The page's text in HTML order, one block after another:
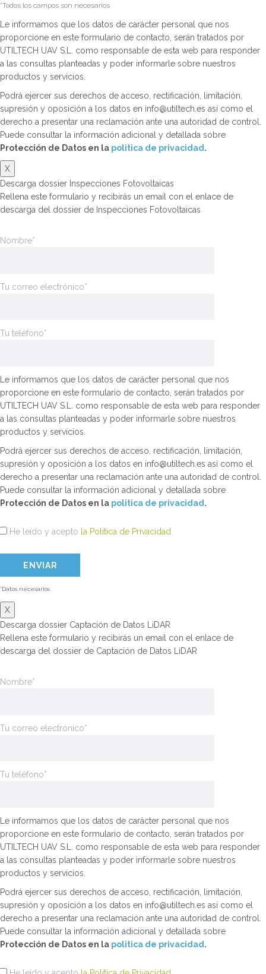
*Todos los campos son necesarios
Le informamos que los datos de carácter personal que nos
proporcione en este formulario de contacto, serán tratados por
UTILTECH UAV S.L. como responsable de esta web para responder
a las consultas planteadas y poder informarle sobre nuestros
productos y servicios.
Podrá ejercer sus derechos de acceso, rectificación, limitación,
supresión y oposición a los datos en info@utiltech.es así como el
derecho a presentar una reclamación ante una autoridad de control.
Puede consultar la información adicional y detallada sobre
Protección de Datos en la politica de privacidad .
X
Descarga dossier Inspecciones Fotovoltaicas
Rellena este formulario y recibirás un email con el enlace de
descarga del dossier de Inspecciones Fotovoltaicas
Nombre*
Tu correo electrónico*
Tu teléfono*
Le informamos que los datos de carácter personal que nos
proporcione en este formulario de contacto, serán tratados por
UTILTECH UAV S.L. como responsable de esta web para responder
a las consultas planteadas y poder informarle sobre nuestros
productos y servicios.
Podrá ejercer sus derechos de acceso, rectificación, limitación,
supresión y oposición a los datos en info@utiltech.es así como el
derecho a presentar una reclamación ante una autoridad de control.
Puede consultar la información adicional y detallada sobre
Protección de Datos en la politica de privacidad .
He leído y acepto la Política de Privacidad
*Datos necesarios
X
Descarga dossier Captación de Datos LiDAR
Rellena este formulario y recibirás un email con el enlace de
descarga del dossier de Captación de Datos LiDAR
Nombre*
Tu correo electrónico*
Tu teléfono*
Le informamos que los datos de carácter personal que nos
proporcione en este formulario de contacto, serán tratados por
UTILTECH UAV S.L. como responsable de esta web para responder
a las consultas planteadas y poder informarle sobre nuestros
productos y servicios.
Podrá ejercer sus derechos de acceso, rectificación, limitación,
supresión y oposición a los datos en info@utiltech.es así como el
derecho a presentar una reclamación ante una autoridad de control.
Puede consultar la información adicional y detallada sobre
Protección de Datos en la politica de privacidad .